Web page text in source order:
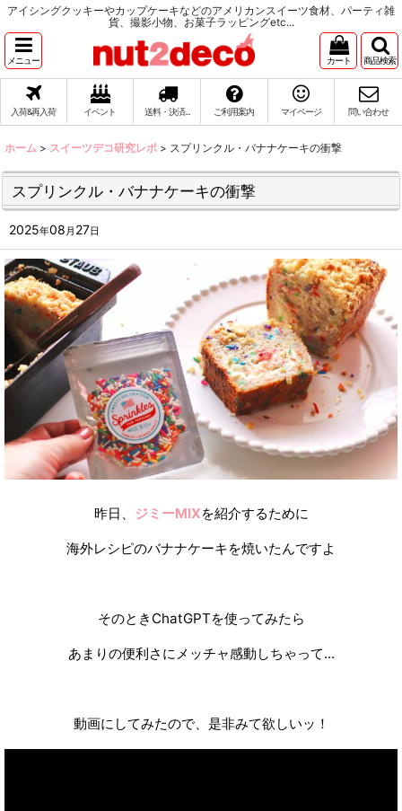
アイシングクッキーやカップケーキなどのアメリカンスイーツ食材、パーティ雑
貨、撮影小物、お菓子ラッピングetc...
メニュー カート 商品検索
入荷&再入荷 イベント 送料・決済... ご利用案内 マイページ 問い合わせ
ホーム > スイーツデコ研究レポ > スプリンクル・バナナケーキの衝撃
スプリンクル・バナナケーキの衝撃
2025年08 月 27日
昨日、 ジミーMIXを紹介するために
海外レシピのバナナケーキを焼いたんですよ
そのときChatGPTを使ってみたら
あまりの便利さにメッチャ感動しちゃって...
動画にしてみたので、是非みて欲しいッ！